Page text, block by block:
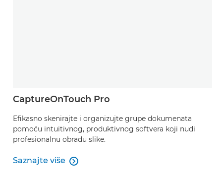
CaptureOnTouch Pro
Efikasno skenirajte i organizujte grupe dokumenata
pomoću intuitivnog, produktivnog softvera koji nudi
profesionalnu obradu slike.
Saznajte više
Saznajte više
